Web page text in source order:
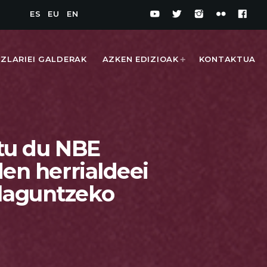
ES EU EN
GALDERAK AZKEN EDIZIOAK KONTAKTUA
du NBE
herrialdeei